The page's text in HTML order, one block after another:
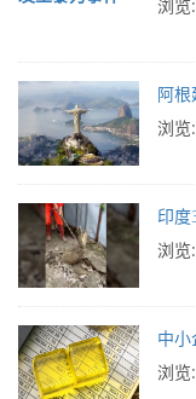
浏览
阿
浏览
印
浏览
中小
浏览